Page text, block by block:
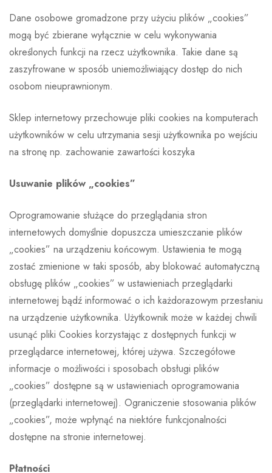
Dane osobowe gromadzone przy użyciu plików „cookies”
mogą być zbierane wyłącznie w celu wykonywania
określonych funkcji na rzecz użytkownika. Takie dane są
zaszyfrowane w sposób uniemożliwiający dostęp do nich
osobom nieuprawnionym.
Sklep internetowy przechowuje pliki cookies na komputerach
użytkowników w celu utrzymania sesji użytkownika po wejściu
na stronę np. zachowanie zawartości koszyka
Usuwanie plików „cookies”
Oprogramowanie służące do przeglądania stron
internetowych domyślnie dopuszcza umieszczanie plików
„cookies” na urządzeniu końcowym. Ustawienia te mogą
zostać zmienione w taki sposób, aby blokować automatyczną
obsługę plików „cookies” w ustawieniach przeglądarki
internetowej bądź informować o ich każdorazowym przesłaniu
na urządzenie użytkownika. Użytkownik może w każdej chwili
usunąć pliki Cookies korzystając z dostępnych funkcji w
przeglądarce internetowej, której używa. Szczegółowe
informacje o możliwości i sposobach obsługi plików
„cookies” dostępne są w ustawieniach oprogramowania
(przeglądarki internetowej). Ograniczenie stosowania plików
„cookies”, może wpłynąć na niektóre funkcjonalności
dostępne na stronie internetowej.
Płatności